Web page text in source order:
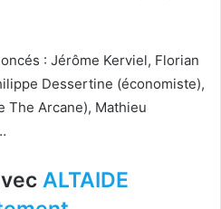
: Jérôme Kerviel, Florian
Dessertine (économiste),
The Arcane), Mathieu
ALTAIDE